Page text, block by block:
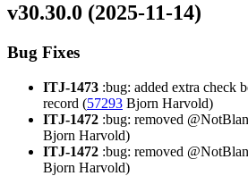
v30.30.0 (2025-11-14)
Bug Fixes
ITJ-1473 :bug: added extra check
record (57293 Bjorn Harvold)
ITJ-1472 :bug: removed
Bjorn Harvold)
ITJ-1472 :bug: removed
Bjorn Harvold)